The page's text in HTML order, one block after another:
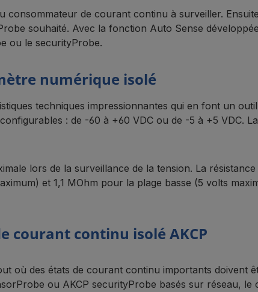
consommateur de courant continu à surveiller.
souhaité. Avec la fonction Auto Sense
ou le securityProbe.
numérique isolé
techniques impressionnantes qui en font un
: de -60 à +60 VDC ou de -5 à +5 VDC.
lors de la surveillance de la tension. La
et 1,1 MOhm pour la plage basse (5 volts
courant continu isolé AKCP
où des états de courant continu importants doivent
ou AKCP securityProbe basés sur réseau,